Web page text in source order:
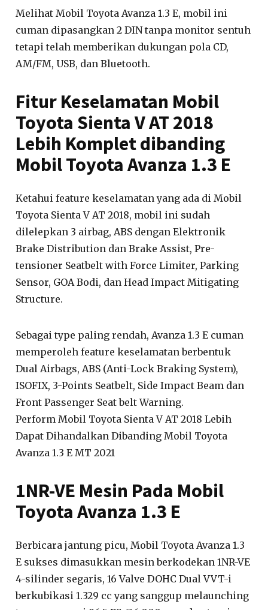
Melihat Mobil Toyota Avanza 1.3 E, mobil ini
cuman dipasangkan 2 DIN tanpa monitor sentuh
tetapi telah memberikan dukungan pola CD,
AM/FM, USB, dan Bluetooth.
Fitur Keselamatan Mobil
Toyota Sienta V AT 2018
Lebih Komplet dibanding
Mobil Toyota Avanza 1.3 E
Ketahui feature keselamatan yang ada di Mobil
Toyota Sienta V AT 2018, mobil ini sudah
dilelepkan 3 airbag, ABS dengan Elektronik
Brake Distribution dan Brake Assist, Pre-
tensioner Seatbelt with Force Limiter, Parking
Sensor, GOA Bodi, dan Head Impact Mitigating
Structure.
Sebagai type paling rendah, Avanza 1.3 E cuman
memperoleh feature keselamatan berbentuk
Dual Airbags, ABS (Anti-Lock Braking System),
ISOFIX, 3-Points Seatbelt, Side Impact Beam dan
Front Passenger Seat belt Warning.
Perform Mobil Toyota Sienta V AT 2018 Lebih
Dapat Dihandalkan Dibanding Mobil Toyota
Avanza 1.3 E MT 2021
1NR-VE Mesin Pada Mobil
Toyota Avanza 1.3 E
Berbicara jantung picu, Mobil Toyota Avanza 1.3
E sukses dimasukkan mesin berkodekan 1NR-VE
4-silinder segaris, 16 Valve DOHC Dual VVT-i
berkubikasi 1.329 cc yang sanggup melaunching